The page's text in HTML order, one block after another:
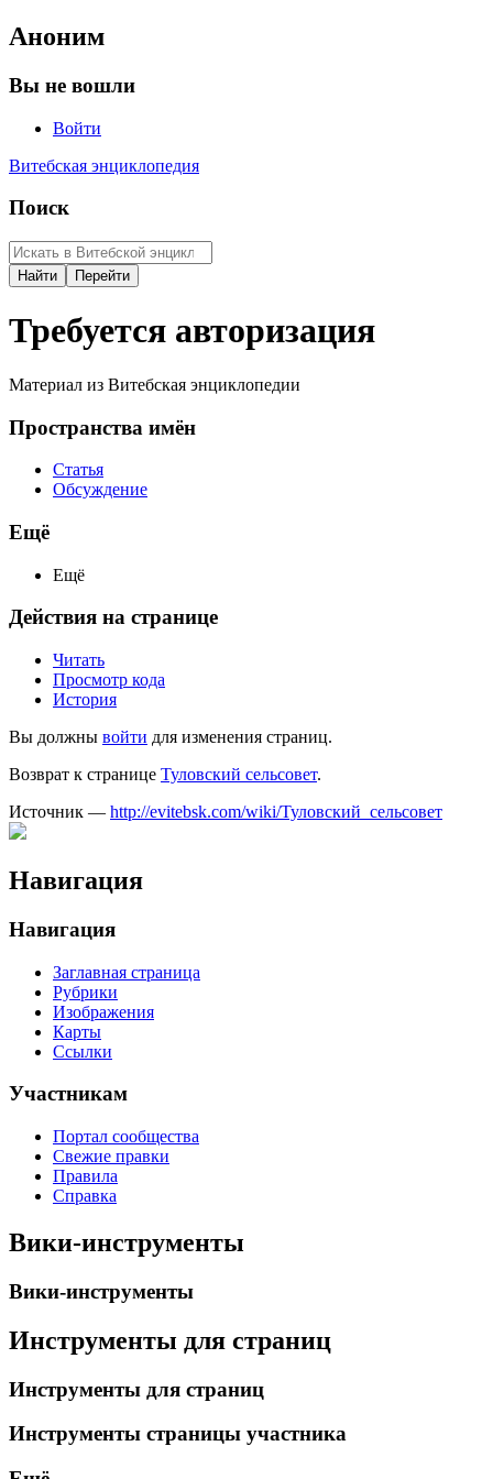
Аноним
Вы не вошли
Войти
Витебская энциклопедия
Поиск
Требуется авторизация
Материал из Витебская энциклопедии
Пространства имён
Статья
Обсуждение
Ещё
Ещё
Действия на странице
Читать
Просмотр кода
История
Вы должны войти для изменения страниц.
Возврат к странице Туловский сельсовет.
Источник — http://evitebsk.com/wiki/Туловский_сельсовет
Навигация
Навигация
Заглавная страница
Рубрики
Изображения
Карты
Ссылки
Участникам
Портал сообщества
Свежие правки
Правила
Справка
Вики-инструменты
Вики-инструменты
Инструменты для страниц
Инструменты для страниц
Инструменты страницы участника